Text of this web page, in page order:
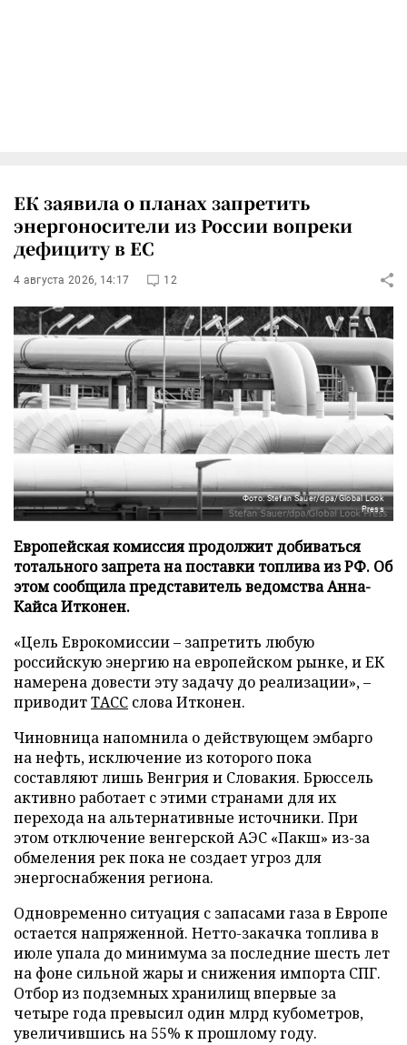
ЕК заявила о планах запретить
энергоносители из России вопреки
дефициту в ЕС
4 августа 2026, 14:17 12
Фото: Stefan Sauer/dpa/Global Look
Press
Европейская комиссия продолжит добиваться
тотального запрета на поставки топлива из РФ. Об
этом сообщила представитель ведомства Анна-
Кайса Итконен.
«Цель Еврокомиссии – запретить любую
российскую энергию на европейском рынке, и ЕК
намерена довести эту задачу до реализации», –
приводитТАСС слова Итконен.
Чиновница напомнила о действующем эмбарго
на нефть, исключение из которого пока
составляют лишь Венгрия и Словакия. Брюссель
активно работает с этими странами для их
перехода на альтернативные источники. При
этом отключение венгерской АЭС «Пакш» из-за
обмеления рек пока не создает угроз для
энергоснабжения региона.
Одновременно ситуация с запасами газа в Европе
остается напряженной. Нетто-закачка топлива в
июле упала до минимума за последние шесть лет
на фоне сильной жары и снижения импорта СПГ.
Отбор из подземных хранилищ впервые за
четыре года превысил один млрд кубометров,
увеличившись на 55% к прошлому году.